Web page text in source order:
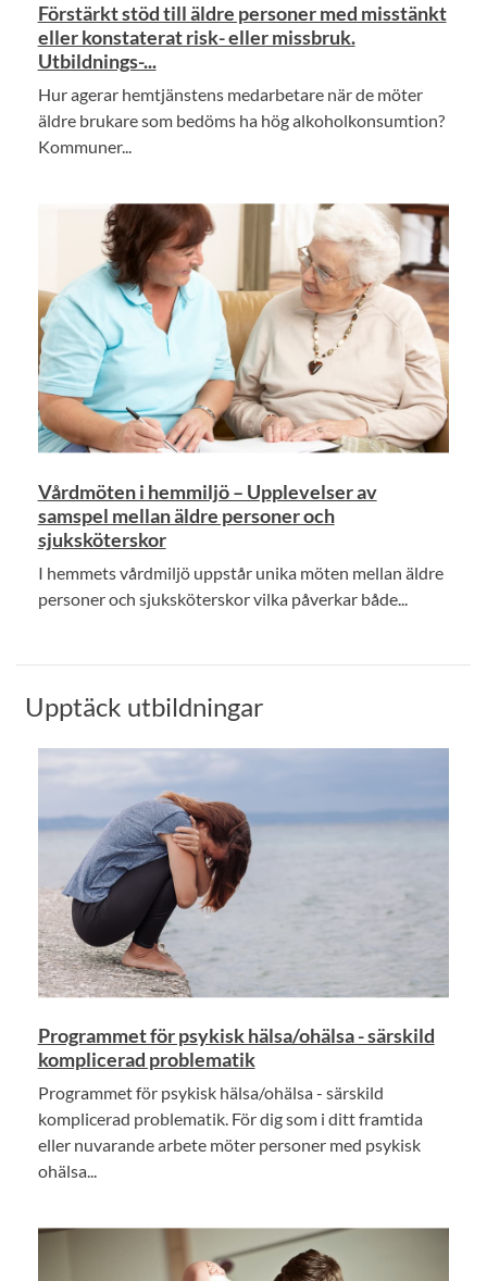
Förstärkt stöd till äldre personer med misstänkt
eller konstaterat risk- eller missbruk.
Utbildnings-...
Hur agerar hemtjänstens medarbetare när de möter
äldre brukare som bedöms ha hög alkoholkonsumtion?
Kommuner...
Vårdmöten i hemmiljö – Upplevelser av
samspel mellan äldre personer och
sjuksköterskor
I hemmets vårdmiljö uppstår unika möten mellan äldre
personer och sjuksköterskor vilka påverkar både...
Upptäck utbildningar
Programmet för psykisk hälsa/ohälsa - särskild
komplicerad problematik
Programmet för psykisk hälsa/ohälsa - särskild
komplicerad problematik. För dig som i ditt framtida
eller nuvarande arbete möter personer med psykisk
ohälsa...